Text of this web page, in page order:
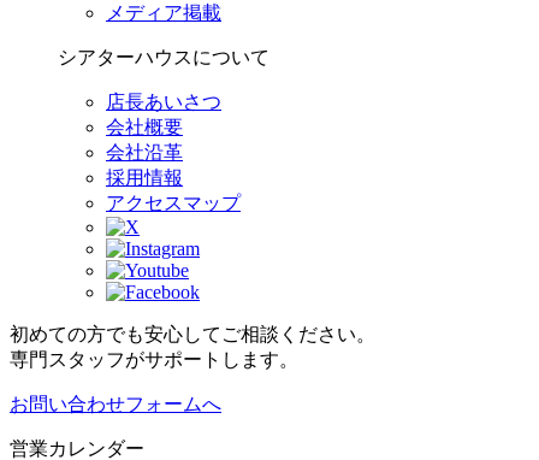
メディア掲載
シアターハウスについて
店長あいさつ
会社概要
会社沿革
採用情報
アクセスマップ
初めての方でも安心してご相談ください。
専門スタッフがサポートします。
お問い合わせフォームへ
営業カレンダー